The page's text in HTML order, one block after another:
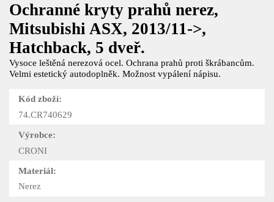
Ochranné kryty prahů nerez,
Mitsubishi ASX, 2013/11->,
Hatchback, 5 dveř.
Vysoce leštěná nerezová ocel. Ochrana prahů proti škrábancům.
Velmi estetický autodoplněk. Možnost vypálení nápisu.
Kód zboží:
74.CR740629
Výrobce:
CRONI
Materiál:
Nerez